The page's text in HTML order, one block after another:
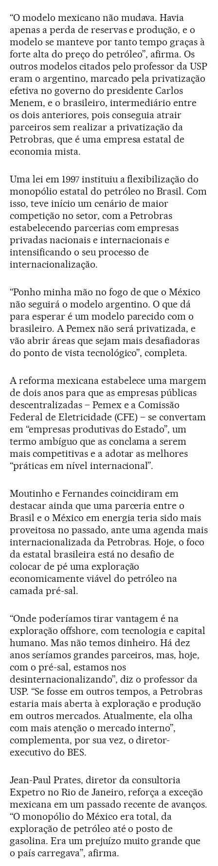
“O modelo mexicano não mudava. Havia
apenas a perda de reservas e produção, e o
modelo se manteve por tanto tempo graças à
forte alta do preço do petróleo”, afirma. Os
outros modelos citados pelo professor da USP
eram o argentino, marcado pela privatização
efetiva no governo do presidente Carlos
Menem, e o brasileiro, intermediário entre
os dois anteriores, pois conseguia atrair
parceiros sem realizar a privatização da
Petrobras, que é uma empresa estatal de
economia mista.
Uma lei em 1997 instituiu a flexibilização do
monopólio estatal do petróleo no Brasil. Com
isso, teve início um cenário de maior
competição no setor, com a Petrobras
estabelecendo parcerias com empresas
privadas nacionais e internacionais e
intensificando o seu processo de
internacionalização.
“Ponho minha mão no fogo de que o México
não seguirá o modelo argentino. O que dá
para esperar é um modelo parecido com o
brasileiro. A Pemex não será privatizada, e
vão abrir áreas que sejam mais desafiadoras
do ponto de vista tecnológico”, completa.
A reforma mexicana estabelece uma margem
de dois anos para que as empresas públicas
descentralizadas – Pemex e a Comissão
Federal de Eletricidade (CFE) – se convertam
em “empresas produtivas do Estado”, um
termo ambíguo que as conclama a serem
mais competitivas e a adotar as melhores
“práticas em nível internacional”.
Moutinho e Fernandes coincidiram em
destacar ainda que uma parceria entre o
Brasil e o México em energia teria sido mais
proveitosa no passado, ante uma agenda mais
internacionalizada da Petrobras. Hoje, o foco
da estatal brasileira está no desafio de
colocar de pé uma exploração
economicamente viável do petróleo na
camada pré-sal.
“Onde poderíamos tirar vantagem é na
exploração offshore, com tecnologia e capital
humano. Mas não temos dinheiro. Há dez
anos seríamos grandes parceiros, mas, hoje,
com o pré-sal, estamos nos
desinternacionalizando”, diz o professor da
USP. “Se fosse em outros tempos, a Petrobras
estaria mais aberta à exploração e produção
em outros mercados. Atualmente, ela olha
com mais atenção o mercado interno”,
complementa, por sua vez, o diretor-
executivo do BES.
Jean-Paul Prates, diretor da consultoria
Expetro no Rio de Janeiro, reforça a exceção
mexicana em um passado recente de avanços.
“O monopólio do México era total, da
exploração de petróleo até o posto de
gasolina. Era um prejuízo muito grande que
o país carregava”, afirma.